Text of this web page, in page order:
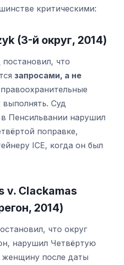
критическими:
(3-й округ, 2014)
что
запросами, а не
выполнять. Суд
Пенсильвании нарушил
поправке,
ICE, когда он был
v. Clackamas
2014)
что округ
нарушил Четвёртую
женщину после даты